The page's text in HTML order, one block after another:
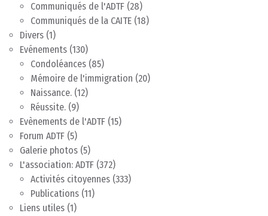
Communiqués de l'ADTF (28)
Communiqués de la CAITE (18)
Divers (1)
Evénements (130)
Condoléances (85)
Mémoire de l'immigration (20)
Naissance. (12)
Réussite. (9)
Evènements de l'ADTF (15)
Forum ADTF (5)
Galerie photos (5)
L'association: ADTF (372)
Activités citoyennes (333)
Publications (11)
Liens utiles (1)